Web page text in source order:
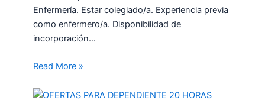
Enfermería. Estar colegiado/a. Experiencia previa
como enfermero/a. Disponibilidad de
incorporación…
Read More »